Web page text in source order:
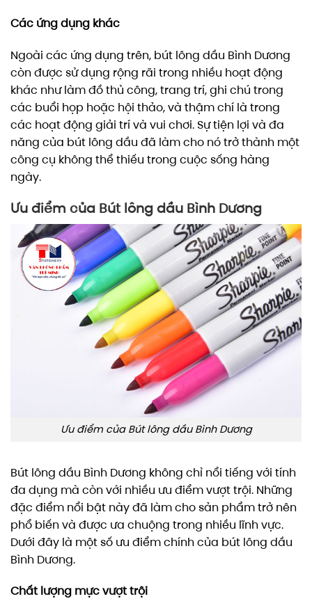
Các ứng dụng khác
Ngoài các ứng dụng trên, bút lông dầu Bình Dương
còn được sử dụng rộng rãi trong nhiều hoạt động
khác như làm đồ thủ công, trang trí, ghi chú trong
các buổi họp hoặc hội thảo, và thậm chí là trong
các hoạt động giải trí và vui chơi. Sự tiện lợi và đa
năng của bút lông dầu đã làm cho nó trở thành một
công cụ không thể thiếu trong cuộc sống hàng
ngày.
Ưu điểm của Bút lông dầu Bình Dương
Ưu điểm của Bút lông dầu Bình Dương
Bút lông dầu Bình Dương không chỉ nổi tiếng với tính
đa dụng mà còn với nhiều ưu điểm vượt trội. Những
đặc điểm nổi bật này đã làm cho sản phẩm trở nên
phổ biến và được ưa chuộng trong nhiều lĩnh vực.
Dưới đây là một số ưu điểm chính của bút lông dầu
Bình Dương.
Chất lượng mực vượt trội